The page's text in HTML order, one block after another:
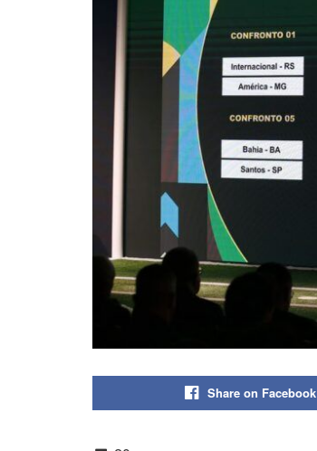
Share on Facebook